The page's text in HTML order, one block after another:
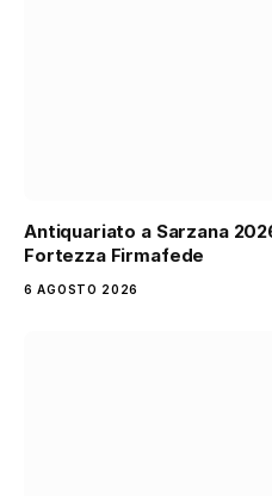
Antiquariato a Sarzana
Fortezza Firmafede
6 AGOSTO 2026